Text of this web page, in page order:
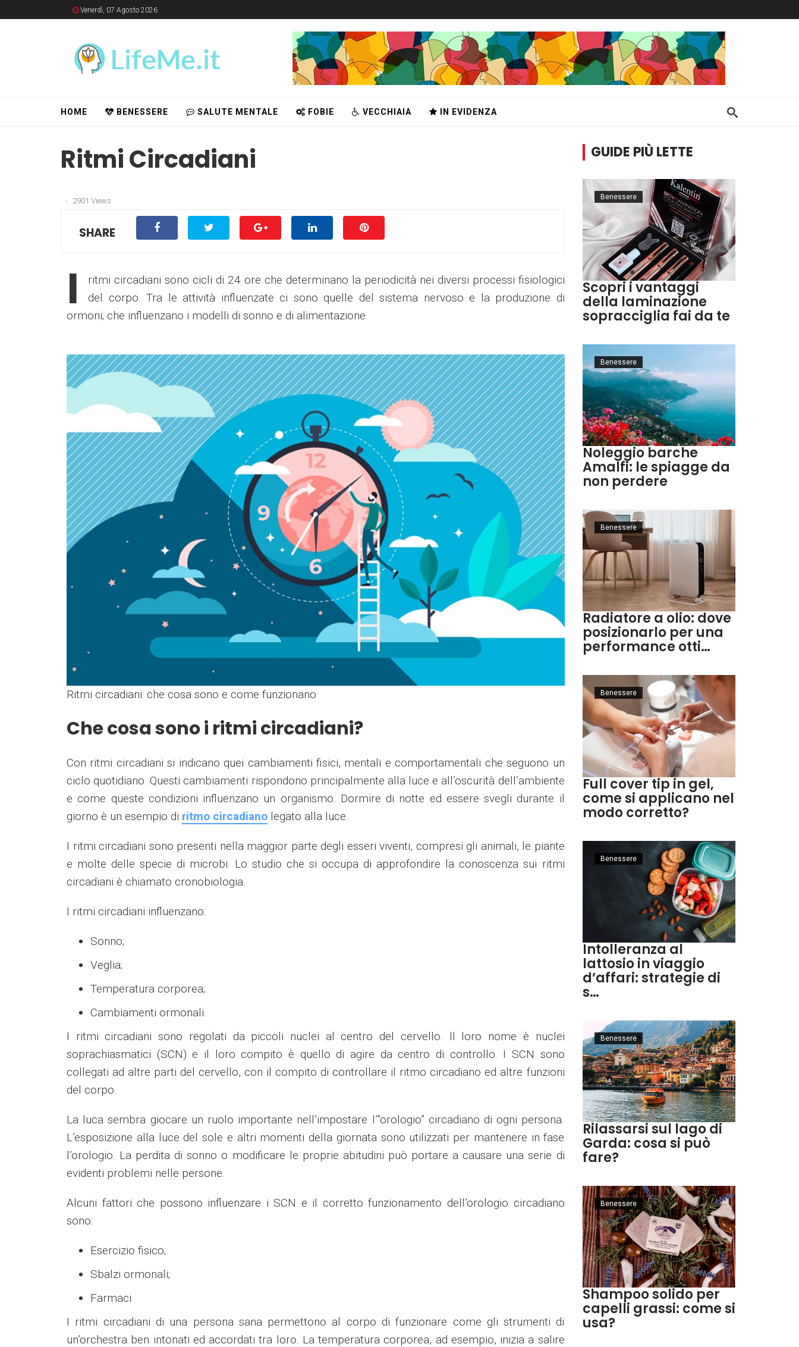
Venerdì, 07 Agosto 2026
HOME BENESSERE SALUTE MENTALE FOBIE VECCHIAIA IN EVIDENZA
Ritmi Circadiani
2901 Views
SHARE
I
ritmi circadiani sono cicli di 24 ore che determinano la periodicità nei diversi processi fisiologici
del corpo. Tra le attività influenzate ci sono quelle del sistema nervoso e la produzione di
ormoni; che influenzano i modelli di sonno e di alimentazione.
Ritmi circadiani: che cosa sono e come funzionano
Che cosa sono i ritmi circadiani?
Con ritmi circadiani si indicano quei cambiamenti fisici, mentali e comportamentali che seguono un
ciclo quotidiano. Questi cambiamenti rispondono principalmente alla luce e all’oscurità dell’ambiente
e come queste condizioni influenzano un organismo. Dormire di notte ed essere svegli durante il
giorno è un esempio di ritmo circadiano legato alla luce.
I ritmi circadiani sono presenti nella maggior parte degli esseri viventi, compresi gli animali, le piante
e molte delle specie di microbi. Lo studio che si occupa di approfondire la conoscenza sui ritmi
circadiani è chiamato cronobiologia.
I ritmi circadiani influenzano:
Sonno;
Veglia;
Temperatura corporea;
Cambiamenti ormonali.
I ritmi circadiani sono regolati da piccoli nuclei al centro del cervello. Il loro nome è nuclei
soprachiasmatici (SCN) e il loro compito è quello di agire da centro di controllo. I SCN sono
collegati ad altre parti del cervello, con il compito di controllare il ritmo circadiano ed altre funzioni
del corpo.
La luca sembra giocare un ruolo importante nell’impostare l’”orologio” circadiano di ogni persona.
L’esposizione alla luce del sole e altri momenti della giornata sono utilizzati per mantenere in fase
l’orologio. La perdita di sonno o modificare le proprie abitudini può portare a causare una serie di
evidenti problemi nelle persone.
Alcuni fattori che possono influenzare i SCN e il corretto funzionamento dell’orologio circadiano
sono:
Esercizio fisico;
Sbalzi ormonali;
Farmaci.
I ritmi circadiani di una persona sana permettono al corpo di funzionare come gli strumenti di
un’orchestra ben intonati ed accordati tra loro. La temperatura corporea, ad esempio, inizia a salire
GUIDE PIÙ LETTE
Scopri i vantaggi
della laminazione
sopracciglia fai da te
Benessere
Noleggio barche
Amalfi: le spiagge da
non perdere
Benessere
Radiatore a olio: dove
posizionarlo per una
performance otti…
Benessere
Full cover tip in gel,
come si applicano nel
modo corretto?
Benessere
Intolleranza al
lattosio in viaggio
d’affari: strategie di
s…
Benessere
Rilassarsi sul lago di
Garda: cosa si può
fare?
Benessere
Shampoo solido per
capelli grassi: come si
usa?
Benessere